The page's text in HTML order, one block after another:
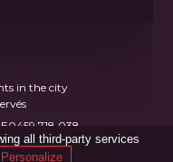
in the city
all third-party services
Personalize